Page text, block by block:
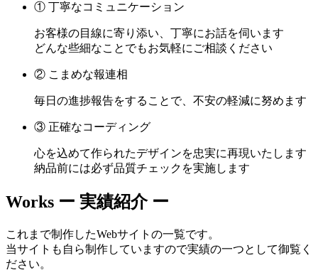
① 丁寧なコミュニケーション
お客様の目線に寄り添い、丁寧にお話を伺います
どんな些細なことでもお気軽にご相談ください
② こまめな報連相
毎日の進捗報告をすることで、不安の軽減に努めます
③ 正確なコーディング
心を込めて作られたデザインを忠実に再現いたします
納品前には必ず品質チェックを実施します
Works ー 実績紹介 ー
これまで制作したWebサイトの一覧です。
当サイトも自ら制作していますので実績の一つとして御覧く
ださい。